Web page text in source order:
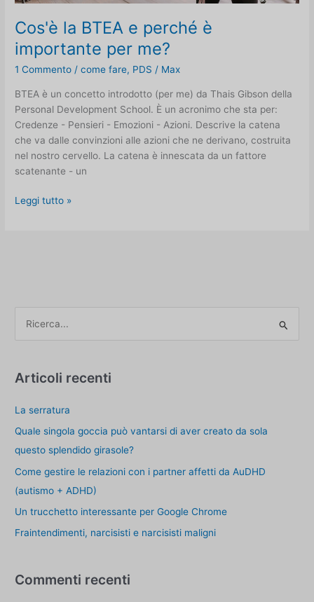
Cos'è la BTEA e perché è
importante per me?
1 Commento /come fare, PDS / Max
BTEA è un concetto introdotto (per me) da Thais Gibson della
Personal Development School. È un acronimo che sta per:
Credenze - Pensieri - Emozioni - Azioni. Descrive la catena
che va dalle convinzioni alle azioni che ne derivano, costruita
nel nostro cervello. La catena è innescata da un fattore
scatenante - un
Cos'è
me?
Leggi tutto »
c
p
e
r
:
Articoli recenti
La serratura
Quale singola goccia può vantarsi di aver creato da sola
questo splendido girasole?
Come gestire le relazioni con i partner affetti da AuDHD
(autismo + ADHD)
Un trucchetto interessante per Google Chrome
Fraintendimenti, narcisisti e narcisisti maligni
Commenti recenti